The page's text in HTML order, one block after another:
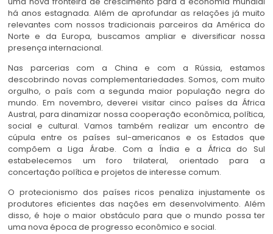
há anos estagnada. Além de aprofundar as relações já muito
relevantes com nossos tradicionais parceiros da América do
Norte e da Europa, buscamos ampliar e diversificar nossa
presença internacional.
Nas parcerias com a China e com a Rússia, estamos
descobrindo novas complementariedades. Somos, com muito
orgulho, o país com a segunda maior população negra do
mundo. Em novembro, deverei visitar cinco países da África
Austral, para dinamizar nossa cooperação econômica, política,
social e cultural. Vamos também realizar um encontro de
cúpula entre os países sul-americanos e os Estados que
compõem a Liga Árabe. Com a Índia e a África do Sul
estabelecemos um foro trilateral, orientado para a
concertação política e projetos de interesse comum.
O protecionismo dos países ricos penaliza injustamente os
produtores eficientes das nações em desenvolvimento. Além
disso, é hoje o maior obstáculo para que o mundo possa ter
uma nova época de progresso econômico e social.